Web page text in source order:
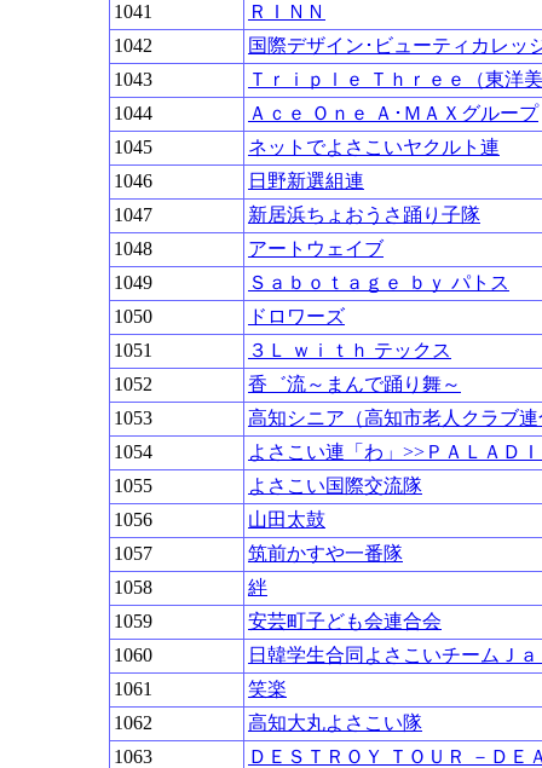
1041
ＲＩＮＮ
1042
国際デザイン･ビューティカレッ
1043
Ｔｒｉｐｌｅ Ｔｈｒｅｅ（東洋
1044
Ａｃｅ Ｏｎｅ Ａ･ＭＡＸグループ
1045
ネットでよさこいヤクルト連
1046
日野新選組連
1047
新居浜ちょおうさ踊り子隊
1048
アートウェイブ
1049
Ｓａｂｏｔａｇｅ ｂｙ パトス
1050
ドロワーズ
1051
３Ｌ ｗｉｔｈ テックス
1052
香゛流～まんで踊り舞～
1053
高知シニア（高知市老人クラブ
1054
よさこい連「わ」>>ＰＡＬＡＤ
1055
よさこい国際交流隊
1056
山田太鼓
1057
筑前かすや一番隊
1058
絆
1059
安芸町子ども会連合会
1060
日韓学生合同よさこいチームＪ
1061
笑楽
1062
高知大丸よさこい隊
1063
ＤＥＳＴＲＯＹ ＴＯＵＲ －ＤＥ